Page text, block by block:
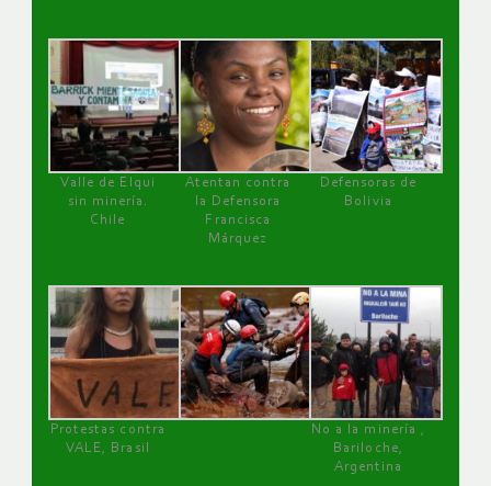
Valle de Elqui
sin minería.
Chile
Atentan contra
la Defensora
Francisca
Márquez
Defensoras de
Bolivia
Protestas contra
VALE, Brasil
No a la minería ,
Bariloche,
Argentina